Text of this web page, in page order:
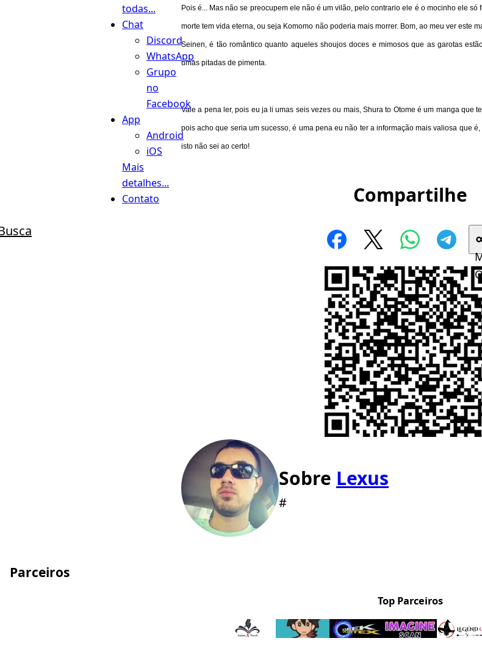
todas...
Chat
Discord
WhatsApp
Grupo
no
Facebook
App
Android
iOS
Mais
detalhes...
Contato
Pois é... Mas não se preocupem ele não é um vilão, pelo contrario ele é o mocinho ele
morte tem vida eterna, ou seja Komomo não poderia mais morrer. Bom, ao meu ver este
Seinen, é tão romântico quanto aqueles shoujos doces e mimosos que as garotas
umas pitadas de pimenta.
Vale a pena ler, pois eu ja li umas seis vezes ou mais, Shura to Otome é um manga que
pois acho que seria um sucesso, é uma pena eu não ter a informação mais valiosa que
isto não sei ao certo!
Compartilhe
Sobre Lexus
#
Parceiros
Top Parceiros